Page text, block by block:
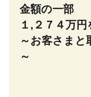
金額の一部
１,２７４万円
～お客さまと
～